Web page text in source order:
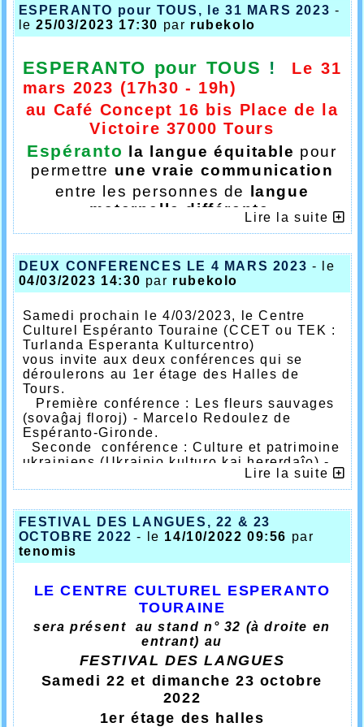
ESPERANTO pour TOUS, le 31 MARS 2023 -
le25/03/2023 17:30 par rubekolo
ESPERANTO pour TOUS !
Le 31
mars 2023 (17h30 - 19h)
au Café Concept 16 bis Place de la
Victoire 37000 Tours
Espéranto la langue équitable pour
permettre une vraie communication
entre les personnes de langue
maternelle différente.
-simple, logique,régulière, sans
- qui s'apprendvite et bien.
-vivante ouverte sur le monde.
-qui appartient à tous.
L'UNESCOlarecommandeà tout ses
pays membres.
Vous êtes une personne curieuse.
Vous ne connaissez pas la langue
internationale Espéranto
ou bien la pratiquez déjà un peu,
beaucoup, passionnément.
Vous souhaitez entrer en contact avec
des personnes de différentes cultures.
Vous souhaitez voyager
prochainement dans n’importe quel
pays du monde.
Venez commencer ou continuer à
découvrir l'Espéranto.
Venez grâce à l’Espéranto
vos nouvelles aventures
dans la joie et la bonne humeur !
Au moyen de l' Espéranto,
barrière des langues n'existe plus.
Bienvenue /Bonvenon
Lire la suite
DEUX CONFERENCES LE 4 MARS 2023 - le
04/03/2023 14:30 par rubekolo
Samedi prochain le 4/03/2023, le Centre
Culturel Espéranto Touraine (CCET ou TEK :
Turlanda Esperanta Kulturcentro)
vous invite aux deux conférences qui se
déroulerons au 1er étage des Halles de
Tours.
Première conférence : Les fleurs sauvages
(sovaĝaj floroj) - Marcelo Redoulez de
Espéranto-Gironde.
Seconde conférence : Culture et patrimoine
ukrainiens (Ukrainio kulturo kaj hererdaĵo) -
Nous espérons votre présence pour une
première ou nouvelle immersion dans la
langue Internationale Espéranto.
A bientôt.
Lire la suite
FESTIVAL DES LANGUES, 22 & 23
OCTOBRE 2022 - le 14/10/2022 09:56 par
tenomis
LE CENTRE CULTUREL ESPERANTO
TOURAINE
sera présent au stand n° 32 (à droite en
entrant) au
FESTIVAL DES LANGUES
Samedi 22 et dimanche 23 octobre
2022
1er étage des halles